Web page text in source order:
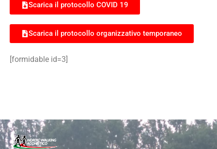
Scarica il protocollo COVID 19
Scarica il protocollo organizzativo temporaneo
[formidable id=3]